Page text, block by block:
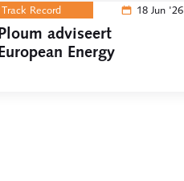
Track Record 18 Jun '26
adviseert
Energy